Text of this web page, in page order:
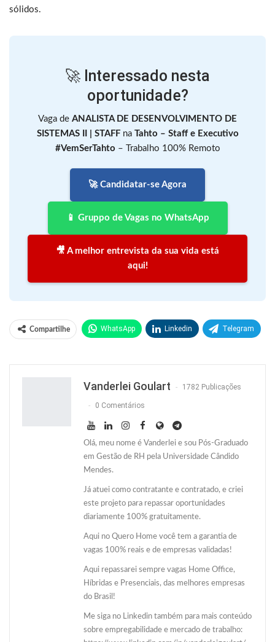
sólidos.
🚀 Interessado nesta
oportunidade?
Vaga de ANALISTA DE DESENVOLVIMENTO DE
SISTEMAS II | STAFFna Tahto – Staff e Executivo
#VemSerTahto – Trabalho 100% Remoto
🚀 Candidatar-se Agora
📱 Gruppo de Vagas no WhatsApp
🎥 A melhor entrevista da sua vida está
aqui!
Compartilhe WhatsApp Linkedin Telegram
Vanderlei Goulart 1782 Publicações
0 Comentários
Olá, meu nome é Vanderlei e sou Pós-Graduado
em Gestão de RH pela Universidade Cândido
Mendes.
Já atuei como contratante e contratado, e criei
este projeto para repassar oportunidades
diariamente 100% gratuitamente.
Aqui no Quero Home você tem a garantia de
vagas 100% reais e de empresas validadas!
Aqui repassarei sempre vagas Home Office,
Híbridas e Presenciais, das melhores empresas
do Brasil!
Me siga no Linkedin também para mais conteúdo
sobre empregabilidade e mercado de trabalho: